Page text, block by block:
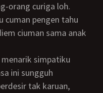
orang curiga loh.
ciuman sama anak
ini sungguh
tak karuan,